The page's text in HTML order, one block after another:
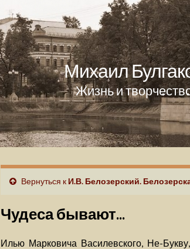
Михаил
Жизнь и
Вернуться к И.В. Белозерский.
Чудеса бывают...
Илью Марковича Василевского, Не-